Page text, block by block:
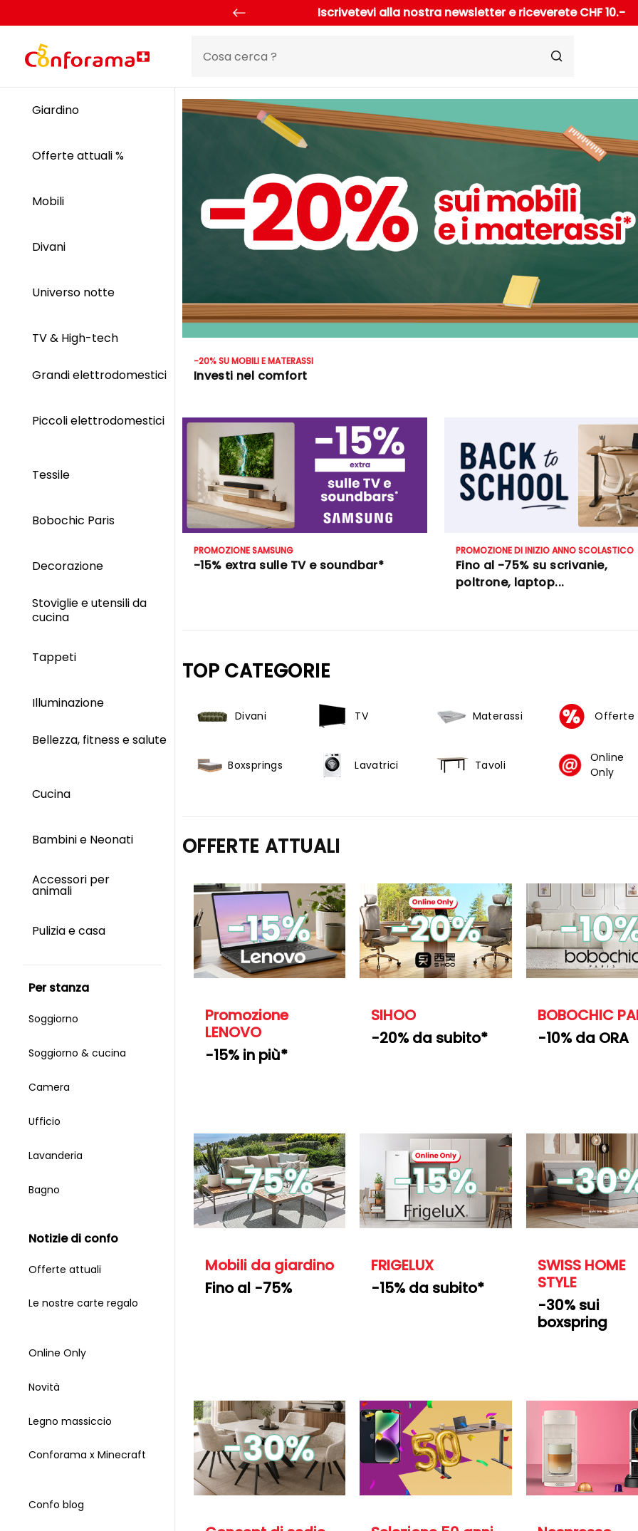
Iscrivetevi alla nostra newsletter e riceverete CHF 10.-
Giardino
Offerte attuali %
Mobili
Divani
Universo notte
TV & High-tech
Grandi elettrodomestici
Piccoli elettrodomestici
Tessile
Bobochic Paris
Decorazione
Stoviglie e utensili da
cucina
Tappeti
Illuminazione
Bellezza, fitness e salute
Cucina
Bambini e Neonati
Accessori per
animali
Pulizia e casa
per stanza
Soggiorno
Soggiorno & cucina
Camera
Ufficio
Lavanderia
Bagno
notizie di confo
Offerte attuali
Le nostre carte regalo
Online Only
Novità
Legno massiccio
Conforama x Minecraft
Confo blog
-20% SU MOBILI E MATERASSI
Investi nel comfort
PROMOZIONE SAMSUNG
-15% extra sulle TV e soundbar*
PROMOZIONE DI INIZIO ANNO SCOLASTICO
Fino al -75% su scrivanie,
poltrone, laptop...
TOP CATEGORIE
Divani TV Materassi Offerte
Boxsprings Lavatrici Tavoli
Online
Only
OFFERTE ATTUALI
Promozione
LENOVO
-15% in più*
SIHOO
-20% da subito*
BOBOCHIC
-10% da ORA
Mobili da giardino
Fino al -75%
FRIGELUX
-15% da subito*
SWISS HOME
STYLE
-30% sui
boxspring